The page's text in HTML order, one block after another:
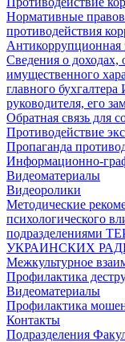
Нормативные
противодействия
Антикоррупционная
Сведения о доходах,
имущественного
главного бухгалтера
руководителя, его
Обратная связь для
Противодействие
Пропаганда
Информационно-
Видеоматериалы
Видеоролики
Методические
психологического
подразделениями
УКРАИНСКИХ
Межкультурное
Профилактика
Видеоматериалы
Профилактика
Контакты
Подразделения